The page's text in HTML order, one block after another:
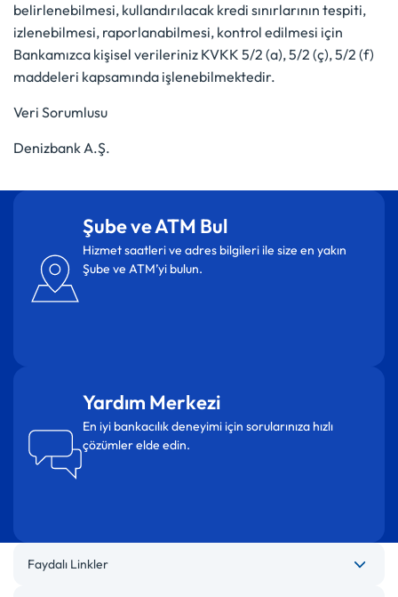
belirlenebilmesi, kullandırılacak kredi sınırlarının tespiti,
izlenebilmesi, raporlanabilmesi, kontrol edilmesi için
Bankamızca kişisel verileriniz KVKK 5/2 (a), 5/2 (ç), 5/2 (f)
maddeleri kapsamında işlenebilmektedir.
Veri Sorumlusu
Denizbank A.Ş.
Şube ve ATM Bul
Hizmet saatleri ve adres bilgileri ile size en yakın
Şube ve ATM’yi bulun.
Yardım Merkezi
En iyi bankacılık deneyimi için sorularınıza hızlı
çözümler elde edin.
Faydalı Linkler